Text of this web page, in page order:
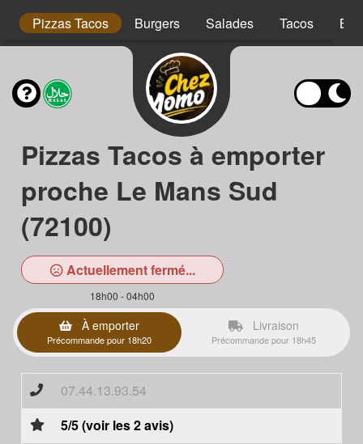
Pizzas Tacos Burgers Salades Tacos
Pizzas Tacos à emporter
proche Le Mans Sud
(72100)
Actuellement fermé...
18h00 - 04h00
À emporter
Précommande pour 18h20
Livraison
Précommande pour 18h45
07.44.13.93.54
5/5 (voir les 2 avis)